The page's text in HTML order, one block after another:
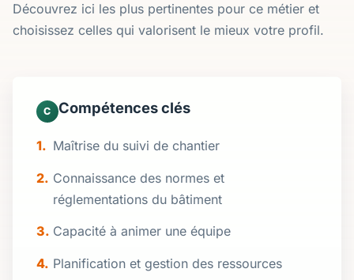
Découvrez ici les plus pertinentes pour ce métier et
choisissez celles qui valorisent le mieux votre profil.
C Compétences clés
Maîtrise du suivi de chantier
Connaissance des normes et
réglementations du bâtiment
Capacité à animer une équipe
Planification et gestion des ressources